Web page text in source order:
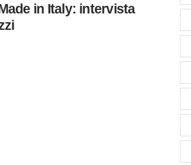
in Italy: intervista